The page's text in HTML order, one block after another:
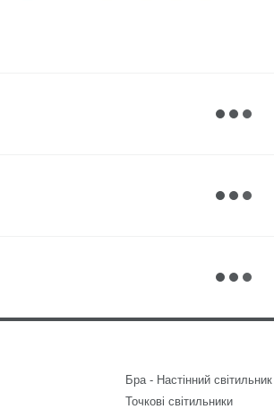
Бра - Настінний світильник
Точкові світильники